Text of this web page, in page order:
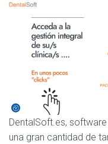
DentalSoft.es,
una gran cantidad de